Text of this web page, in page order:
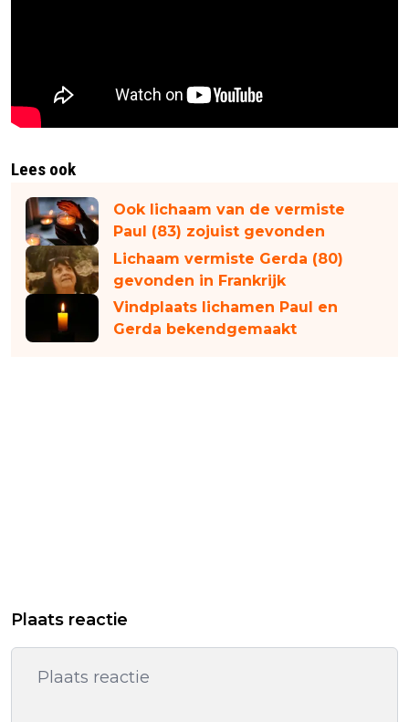
Lees ook
Ook lichaam van de vermiste
Paul (83) zojuist gevonden
Lichaam vermiste Gerda (80)
gevonden in Frankrijk
Vindplaats lichamen Paul en
Gerda bekendgemaakt
Plaats reactie